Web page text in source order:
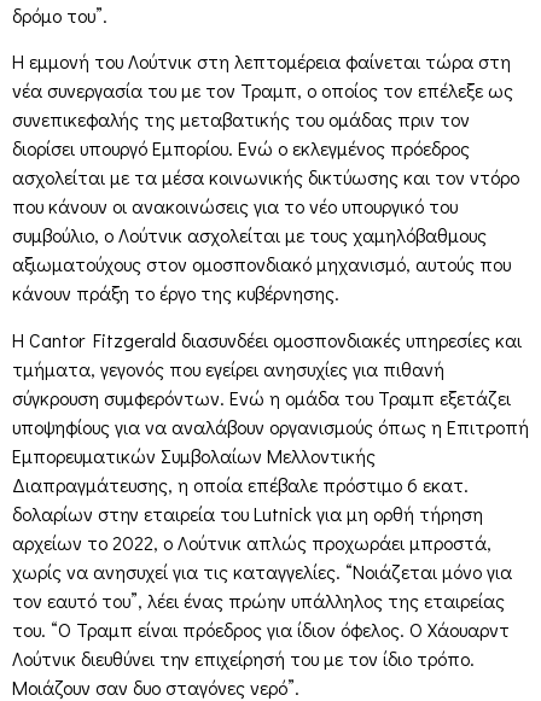
δρόμο του”.
Η εμμονή του Λούτνικ στη λεπτομέρεια φαίνεται τώρα στη
νέα συνεργασία του με τον Τραμπ, ο οποίος τον επέλεξε ως
συνεπικεφαλής της μεταβατικής του ομάδας πριν τον
διορίσει υπουργό Εμπορίου. Ενώ ο εκλεγμένος πρόεδρος
ασχολείται με τα μέσα κοινωνικής δικτύωσης και τον ντόρο
που κάνουν οι ανακοινώσεις για το νέο υπουργικό του
συμβούλιο, ο Λούτνικ ασχολείται με τους χαμηλόβαθμους
αξιωματούχους στον ομοσπονδιακό μηχανισμό, αυτούς που
κάνουν πράξη το έργο της κυβέρνησης.
Η Cantor Fitzgerald διασυνδέει ομοσπονδιακές υπηρεσίες και
τμήματα, γεγονός που εγείρει ανησυχίες για πιθανή
σύγκρουση συμφερόντων. Ενώ η ομάδα του Τραμπ εξετάζει
υποψηφίους για να αναλάβουν οργανισμούς όπως η Επιτροπή
Εμπορευματικών Συμβολαίων Μελλοντικής
Διαπραγμάτευσης, η οποία επέβαλε πρόστιμο 6 εκατ.
δολαρίων στην εταιρεία του Lutnick για μη ορθή τήρηση
αρχείων το 2022, ο Λούτνικ απλώς προχωράει μπροστά,
χωρίς να ανησυχεί για τις καταγγελίες. “Νοιάζεται μόνο για
τον εαυτό του”, λέει ένας πρώην υπάλληλος της εταιρείας
του. “Ο Τραμπ είναι πρόεδρος για ίδιον όφελος. Ο Χάουαρντ
Λούτνικ διευθύνει την επιχείρησή του με τον ίδιο τρόπο.
Μοιάζουν σαν δυο σταγόνες νερό”.